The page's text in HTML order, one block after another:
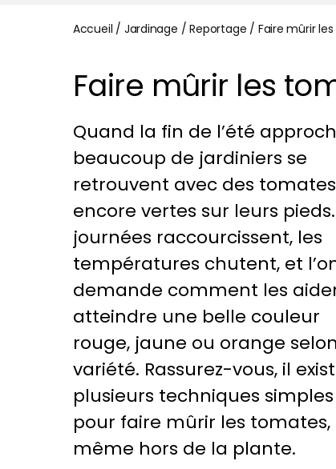
Accueil / Jardinage /Reportage / Faire mûrir
Faire mûrir les
Quand la fin de l’été
beaucoup de jardiniers se
retrouvent avec des tomates
encore vertes sur leurs pieds.
journées raccourcissent, les
températures chutent, et
demande comment les
atteindre une belle couleur
rouge, jaune ou orange
variété. Rassurez-vous, il
plusieurs techniques simples
pour faire mûrir les tomates,
même hors de la plante.